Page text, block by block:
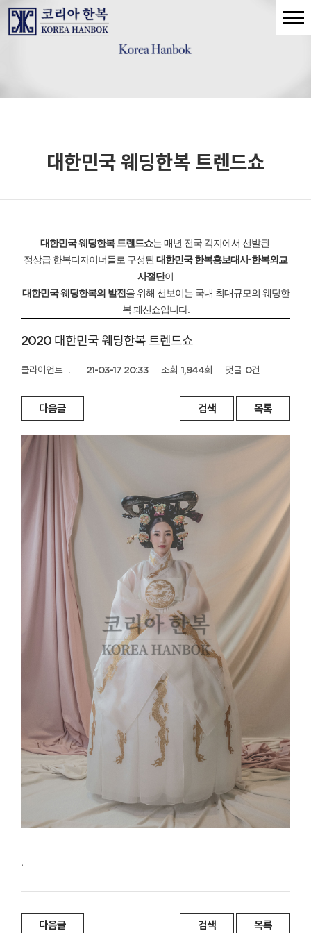
대한민국 웨딩한복 트렌드쇼
대한민국 웨딩한복 트렌드쇼는매년 전국 각지에서 선발된
정상급 한복디자이너들로 구성된 대한민국 한복홍보대사·한복외교
사절단이
대한민국 웨딩한복의 발전을 위해 선보이는 국내 최대규모의 웨딩한
복 패션쇼입니다.
2020 대한민국 웨딩한복 트렌드쇼
클라이언트 . 21-03-17 20:33 조회 1,944회 댓글 0건
다음글 검색 목록
.
다음글 검색 목록